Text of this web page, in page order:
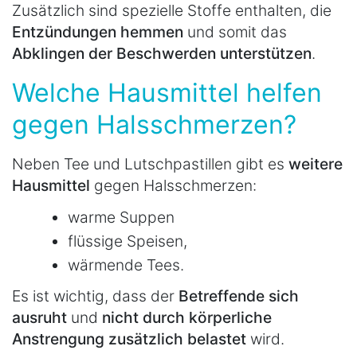
Zusätzlich sind spezielle Stoffe enthalten, die
Entzündungen hemmen und somit das
Abklingen der Beschwerden unterstützen.
Welche Hausmittel helfen
gegen Halsschmerzen?
Neben Tee und Lutschpastillen gibt es weitere
Hausmittel gegen Halsschmerzen:
warme Suppen
flüssige Speisen,
wärmende Tees.
Es ist wichtig, dass der Betreffende sich
ausruht und nicht durch körperliche
Anstrengung zusätzlich belastet wird.